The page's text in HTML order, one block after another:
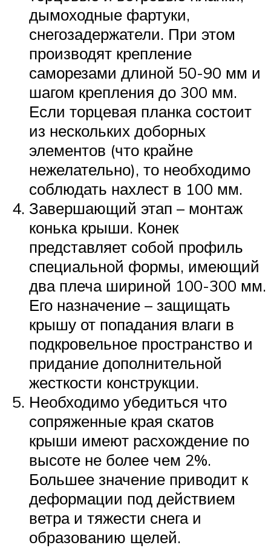
дымоходные фартуки,
снегозадержатели. При этом
производят крепление
саморезами длиной 50-90 мм и
шагом крепления до 300 мм.
Если торцевая планка состоит
из нескольких доборных
элементов (что крайне
нежелательно), то необходимо
соблюдать нахлест в 100 мм.
Завершающий этап – монтаж
конька крыши. Конек
представляет собой профиль
специальной формы, имеющий
два плеча шириной 100-300 мм.
Его назначение – защищать
крышу от попадания влаги в
подкровельное пространство и
придание дополнительной
жесткости конструкции.
Необходимо убедиться что
сопряженные края скатов
крыши имеют расхождение по
высоте не более чем 2%.
Большее значение приводит к
деформации под действием
ветра и тяжести снега и
образованию щелей.